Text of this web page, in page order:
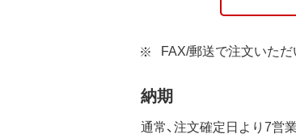
FAX/郵送で注文いた
納期
通常、注文確定日より7営